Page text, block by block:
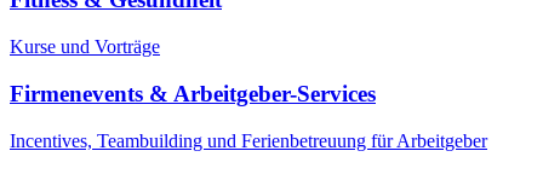
Kurse und Vorträge
Firmenevents & Arbeitgeber-Services
Incentives, Teambuilding und Ferienbetreuung für Arbeitgeber